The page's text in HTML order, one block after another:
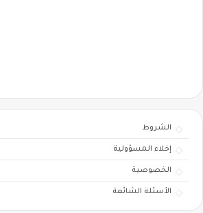
الشروط
إخلاء المسؤولية
الخصوصية
الأسئلة الشائعة